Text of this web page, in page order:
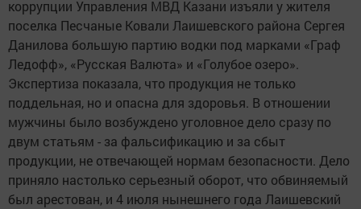
коррупции Управления МВД Казани изъяли у жителя
поселка Песчаные Ковали Лаишевского района Сергея
Данилова большую партию водки под марками «Граф
Ледофф», «Русская Валюта» и «Голубое озеро».
Экспертиза показала, что продукция не только
поддельная, но и опасна для здоровья. В отношении
мужчины было возбуждено уголовное дело сразу по
двум статьям - за фальсификацию и за сбыт
продукции, не отвечающей нормам безопасности. Дело
приняло настолько серьезный оборот, что обвиняемый
был арестован, и 4 июля нынешнего года Лаишевский